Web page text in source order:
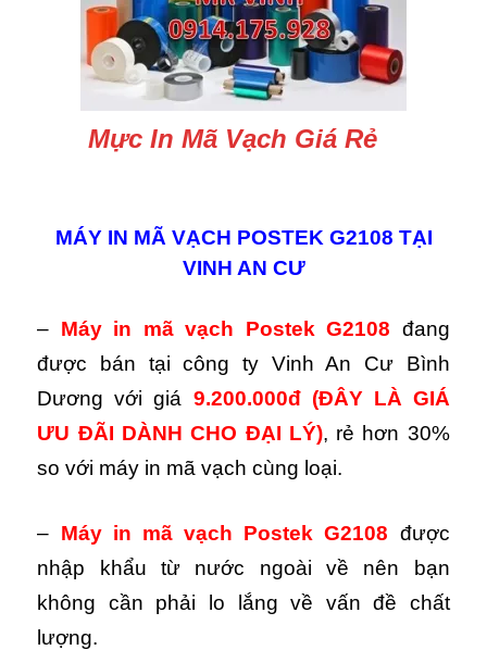
Mực In Mã Vạch Giá Rẻ
MÁY IN MÃ VẠCH POSTEK G2108 TẠI
VINH AN CƯ
– Máy in mã vạch Postek G2108 đang
được bán tại công ty Vinh An Cư Bình
Dương với giá 9.200.000đ (ĐÂY LÀ GIÁ
ƯU ĐÃI DÀNH CHO ĐẠI LÝ), rẻ hơn 30%
so với máy in mã vạch cùng loại.
– Máy in mã vạch Postek G2108 được
nhập khẩu từ nước ngoài về nên bạn
không cần phải lo lắng về vấn đề chất
lượng.